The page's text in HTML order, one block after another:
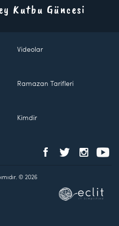
Kutbu Güncesi
Videolar
Ramazan Tarifleri
Kimdir
© 2026